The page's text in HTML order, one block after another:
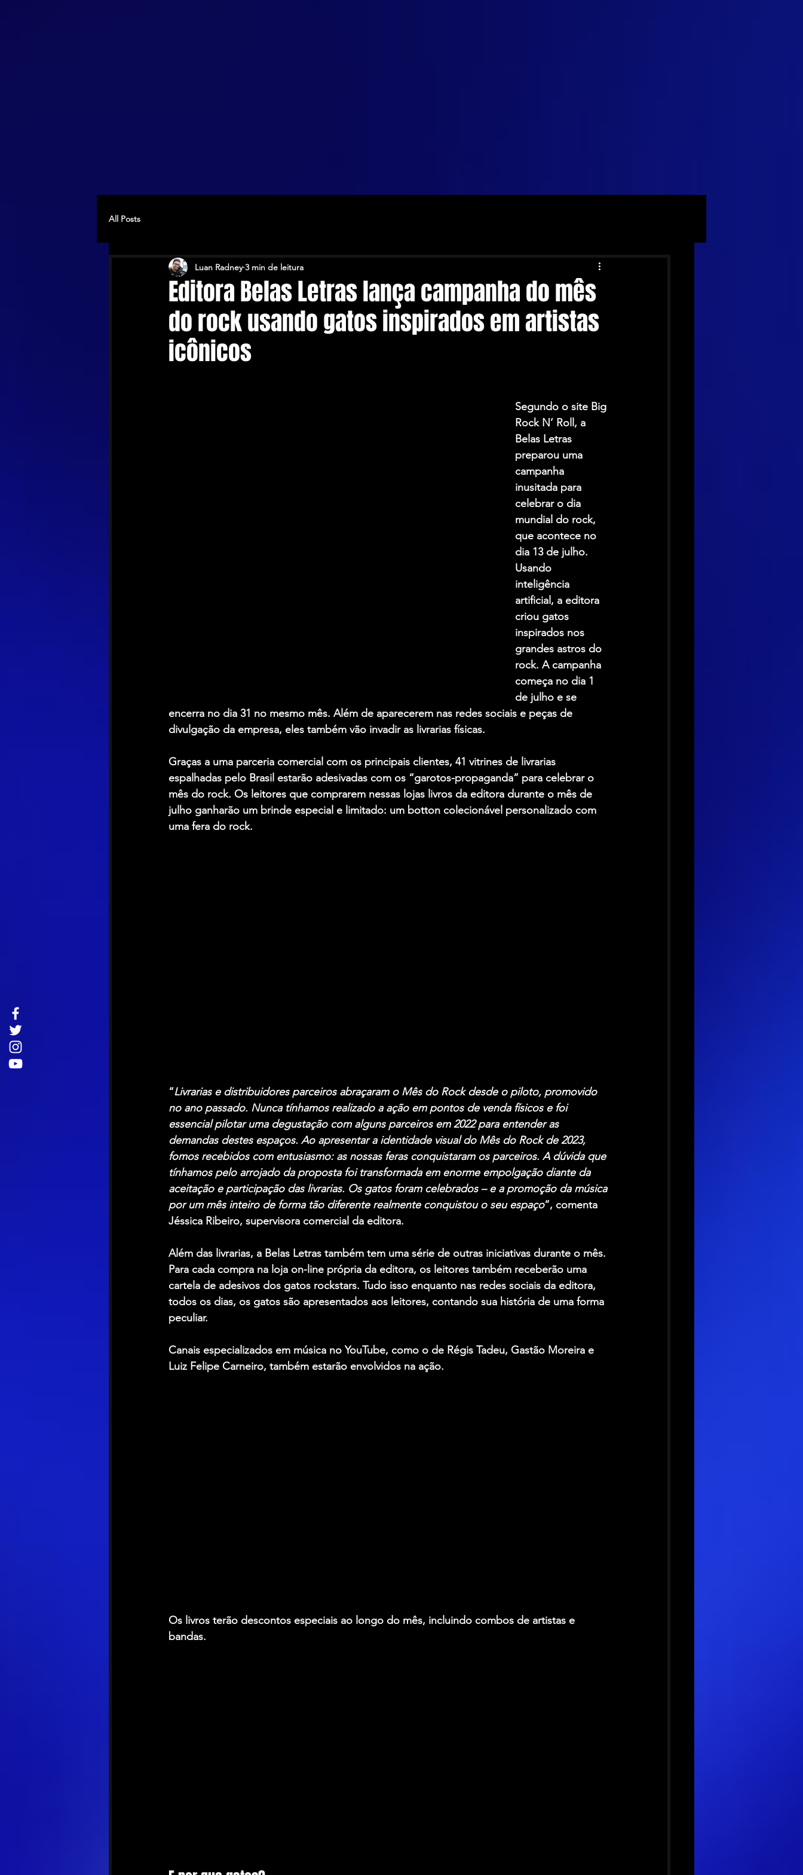
All Posts
Editora Belas Letras lança campanha do mês
do rock usando gatos inspirados em artistas
icônicos
Luan Radney 3 min de leitura
Segundo o site Big
Rock N’ Roll, a
Belas Letras
preparou uma
campanha
inusitada para
celebrar o dia
mundial do rock,
que acontece no
dia 13 de julho.
Usando
inteligência
artificial, a editora
criou gatos
inspirados nos
grandes astros do
rock. A campanha
começa no dia 1
de julho e se
encerra no dia 31 no mesmo mês. Além de aparecerem nas redes sociais e peças de
divulgação da empresa, eles também vão invadir as livrarias físicas.
Graças a uma parceria comercial com os principais clientes, 41 vitrines de livrarias
espalhadas pelo Brasil estarão adesivadas com os “garotos-propaganda” para celebrar o
mês do rock. Os leitores que comprarem nessas lojas livros da editora durante o mês de
julho ganharão um brinde especial e limitado: um botton colecionável personalizado com
uma fera do rock.
“Livrarias e distribuidores parceiros abraçaram o Mês do Rock desde o piloto, promovido
no ano passado. Nunca tínhamos realizado a ação em pontos de venda físicos e foi
essencial pilotar uma degustação com alguns parceiros em 2022 para entender as
demandas destes espaços. Ao apresentar a identidade visual do Mês do Rock de 2023,
fomos recebidos com entusiasmo: as nossas feras conquistaram os parceiros. A dúvida que
tínhamos pelo arrojado da proposta foi transformada em enorme empolgação diante da
aceitação e participação das livrarias. Os gatos foram celebrados – e a promoção da música
por um mês inteiro de forma tão diferente realmente conquistou o seu espaço”, comenta
Jéssica Ribeiro, supervisora comercial da editora.
Além das livrarias, a Belas Letras também tem uma série de outras iniciativas durante o mês.
Para cada compra na loja on-line própria da editora, os leitores também receberão uma
cartela de adesivos dos gatos rockstars. Tudo isso enquanto nas redes sociais da editora,
todos os dias, os gatos são apresentados aos leitores, contando sua história de uma forma
peculiar.
Canais especializados em música no YouTube, como o de Régis Tadeu, Gastão Moreira e
Luiz Felipe Carneiro, também estarão envolvidos na ação.
Os livros terão descontos especiais ao longo do mês, incluindo combos de artistas e
bandas.